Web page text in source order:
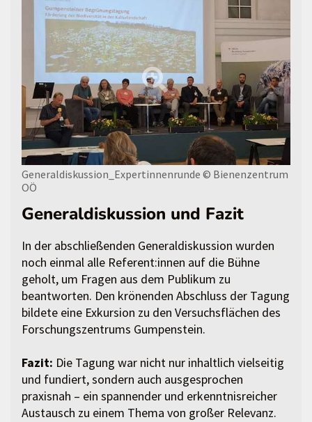
Generaldiskussion_Expertinnenrunde © Bienenzentrum
OÖ
Generaldiskussion und Fazit
In der abschließenden Generaldiskussion wurden
noch einmal alle Referent:innen auf die Bühne
geholt, um Fragen aus dem Publikum zu
beantworten. Den krönenden Abschluss der Tagung
bildete eine Exkursion zu den Versuchsflächen des
Forschungszentrums Gumpenstein.
Fazit: Die Tagung war nicht nur inhaltlich vielseitig
und fundiert, sondern auch ausgesprochen
praxisnah – ein spannender und erkenntnisreicher
Austausch zu einem Thema von großer Relevanz.